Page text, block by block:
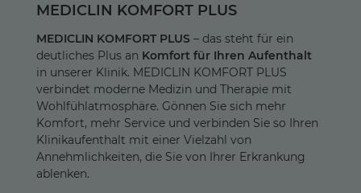
MEDICLIN KOMFORT PLUS
MEDICLIN KOMFORT PLUS – das steht für ein
deutliches Plus an Komfort für Ihren Aufenthalt
in unserer Klinik. MEDICLIN KOMFORT PLUS
verbindet moderne Medizin und Therapie mit
Wohlfühlatmosphäre. Gönnen Sie sich mehr
Komfort, mehr Service und verbinden Sie so Ihren
Klinikaufenthalt mit einer Vielzahl von
Annehmlichkeiten, die Sie von Ihrer Erkrankung
ablenken.